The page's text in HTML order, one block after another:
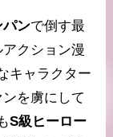
パンで倒す最
クション漫
キャラクター
を虜にして
S級ヒーロー